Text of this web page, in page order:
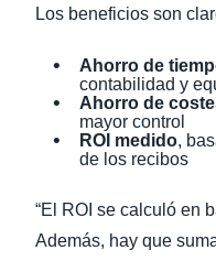
Los beneficios son
Ahorro de
contabilidad y
Ahorro de
mayor control
ROI medido,
de los recibos
“El ROI se calculó en
Además, hay que